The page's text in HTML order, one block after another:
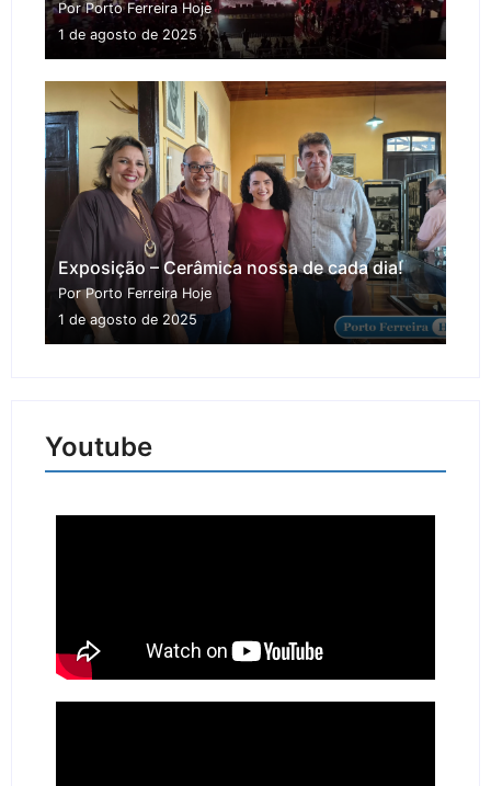
Por Porto Ferreira Hoje
1 de agosto de 2025
Exposição – Cerâmica nossa de cada dia!
Por Porto Ferreira Hoje
1 de agosto de 2025
Youtube